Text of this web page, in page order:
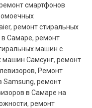
смартфонов
,ремонт стиральных
в Самаре,ремонт
машин с
машин Самсунг,ремонт
,Ремонт
Samsung,ремонт
в Самаре на
,ремонт